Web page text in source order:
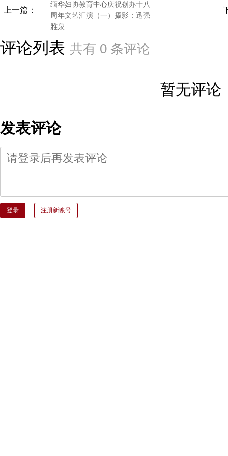
上一篇：
缅华妇协教育中心庆祝创办十八
周年文艺汇演（一）摄影：迅强
雅泉
评论列表 共有 0 条评论
暂无评论
发表评论
登录 注册新账号